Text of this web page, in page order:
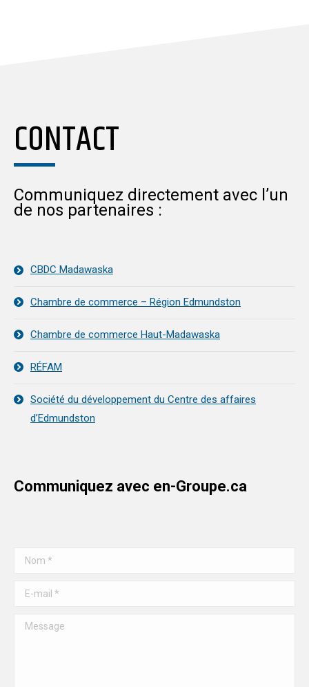
CONTACT
Communiquez directement avec l’un
de nos partenaires :
CBDC Madawaska
Chambre de commerce – Région Edmundston
Chambre de commerce Haut-Madawaska
RÉFAM
Société du développement du Centre des affaires
d’Edmundston
Communiquez avec en-Groupe.ca
Nom *
E-mail *
Message